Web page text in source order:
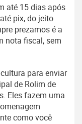
até 15 dias após
pix, do jeito
prezamos é a
nota fiscal, sem
para enviar
de Rolim de
Eles fazem uma
como você